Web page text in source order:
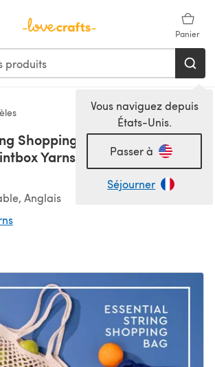
Panier
Vous naviguez depuis
États-Unis.
Passer à
Séjourner
Shopping Bag - Free Crochet
Yarns Recycled Cotton
Anglais